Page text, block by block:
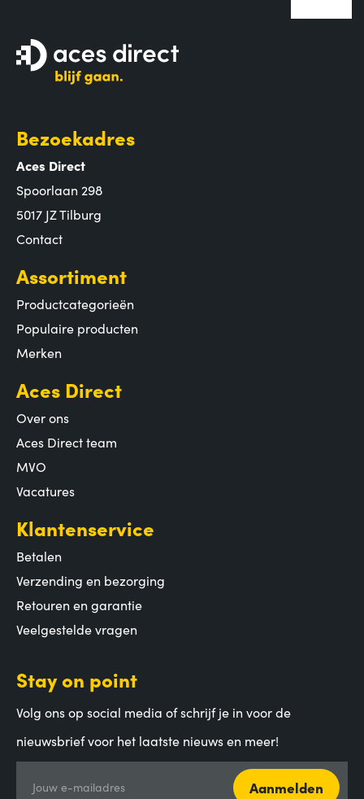
Bezoekadres
Aces Direct
Spoorlaan 298
5017 JZ Tilburg
Contact
Assortiment
Productcategorieën
Populaire producten
Merken
Aces Direct
Over ons
Aces Direct team
MVO
Vacatures
Klantenservice
Betalen
Verzending en bezorging
Retouren en garantie
Veelgestelde vragen
Stay on point
Volg ons op social media of schrijf je in voor de
nieuwsbrief voor het laatste nieuws en meer!
Jouw e-mailadres Aanmelden